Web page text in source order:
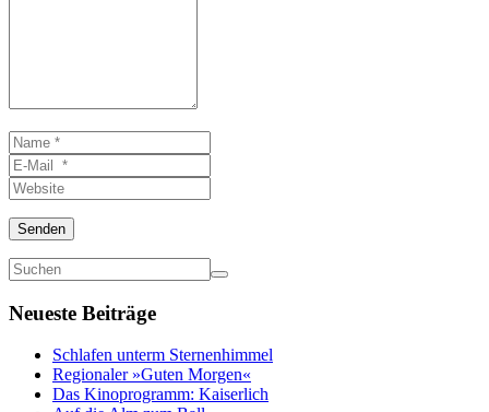
Name
*E-
Mail
*
Website
Senden
Neueste Beiträge
Schlafen unterm Sternenhimmel
Regionaler »Guten Morgen«
Das Kinoprogramm: Kaiserlich